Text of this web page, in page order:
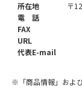
所在地
〒
電 話
FAX
URL
代表E-mail
※「商品情報」およ